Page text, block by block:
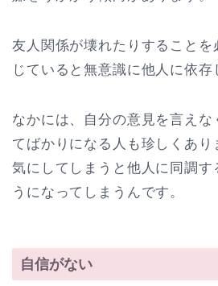
友人関係が壊れたりすることを
じていると無意識に他人に依存
なかには、自分の意見を言え
てばかりになる人も珍しくあり
気にしてしまうと他人に同調す
うになってしまうんです。
自信がない